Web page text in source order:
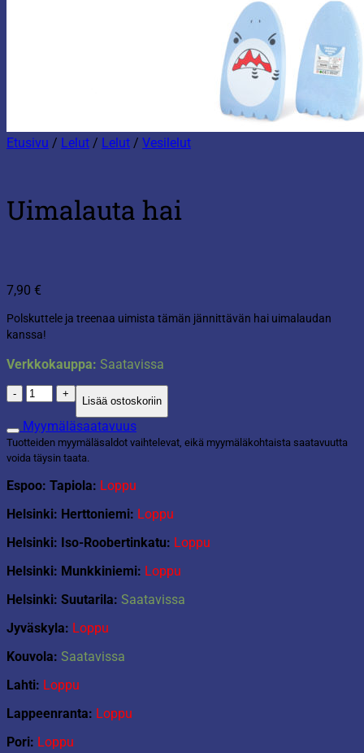
Etusivu / Lelut / Lelut / Vesilelut
Uimalauta hai
7,90 €
Polskuttele ja treenaa uimista tämän jännittävän hai uimalaudan
kanssa!
Verkkokauppa: Saatavissa
Uimalauta
hai
määrä
Lisää ostoskoriin
Myymäläsaatavuus
Tuotteiden myymäläsaldot vaihtelevat, eikä myymäläkohtaista saatavuutta
voida täysin taata.
Espoo: Tapiola: Loppu
Helsinki: Herttoniemi: Loppu
Helsinki: Iso-Roobertinkatu: Loppu
Helsinki: Munkkiniemi: Loppu
Helsinki: Suutarila: Saatavissa
Jyväskyla: Loppu
Kouvola: Saatavissa
Lahti: Loppu
Lappeenranta: Loppu
Pori: Loppu